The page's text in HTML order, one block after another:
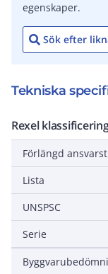
egenskaper.
Sök efter
Tekniska
Rexel
Lista
UNSPSC
Serie